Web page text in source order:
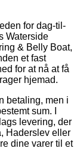
for dag-til-
Waterside
& Belly Boat,
et fast
for at nå at få
hjemad.
betaling, men i
sum. I
levering, der
Haderslev eller
dine varer til et